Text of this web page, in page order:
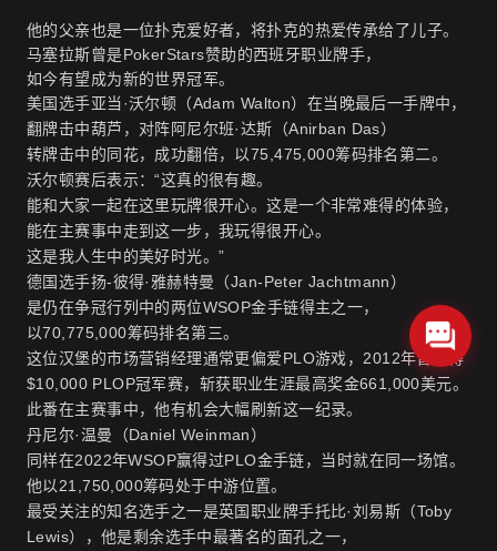
他的父亲也是一位扑克爱好者，将扑克的热爱传承给了儿子。
马塞拉斯曾是PokerStars赞助的西班牙职业牌手，
如今有望成为新的世界冠军。
美国选手亚当·沃尔顿（Adam Walton）在当晚最后一手牌中，
翻牌击中葫芦，对阵阿尼尔班·达斯（Anirban Das）
转牌击中的同花，成功翻倍，以75,475,000筹码排名第二。
沃尔顿赛后表示：“这真的很有趣。
能和大家一起在这里玩牌很开心。这是一个非常难得的体验，
能在主赛事中走到这一步，我玩得很开心。
这是我人生中的美好时光。”
德国选手扬-彼得·雅赫特曼（Jan-Peter Jachtmann）
是仍在争冠行列中的两位WSOP金手链得主之一，
以70,775,000筹码排名第三。
这位汉堡的市场营销经理通常更偏爱PLO游戏，2012年曾赢得
$10,000 PLOP冠军赛，斩获职业生涯最高奖金661,000美元。
此番在主赛事中，他有机会大幅刷新这一纪录。
丹尼尔·温曼（Daniel Weinman）
同样在2022年WSOP赢得过PLO金手链，当时就在同一场馆。
他以21,750,000筹码处于中游位置。
最受关注的知名选手之一是英国职业牌手托比·刘易斯（Toby
Lewis），他是剩余选手中最著名的面孔之一，